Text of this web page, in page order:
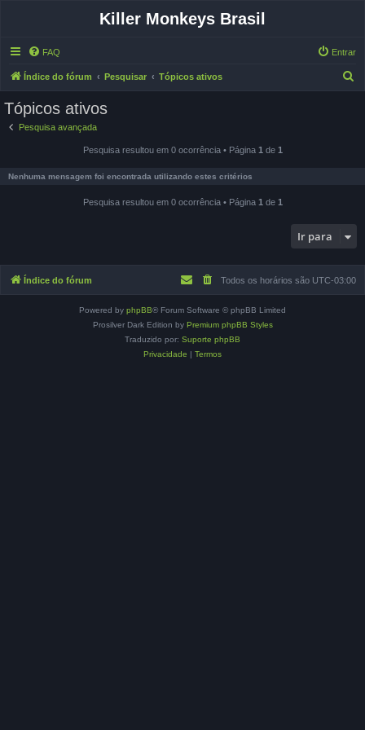
Killer Monkeys Brasil
FAQ Entrar
Índice do fórum Pesquisar Tópicos ativos
Tópicos ativos
Pesquisa avançada
Pesquisa resultou em 0 ocorrência • Página 1 de 1
Nenhuma mensagem foi encontrada utilizando estes critérios
Pesquisa resultou em 0 ocorrência • Página 1 de 1
Ir para
Índice do fórum Todos os horários são UTC-03:00
Powered by phpBB® Forum Software © phpBB Limited
Prosilver Dark Edition by Premium phpBB Styles
Traduzido por: Suporte phpBB
Privacidade | Termos